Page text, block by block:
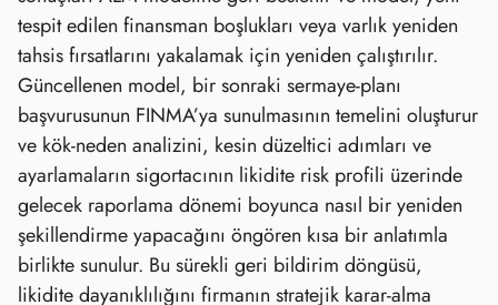
tespit edilen finansman boşlukları veya varlık yeniden
tahsis fırsatlarını yakalamak için yeniden çalıştırılır.
Güncellenen model, bir sonraki sermaye‑planı
başvurusunun FINMA’ya sunulmasının temelini oluşturur
ve kök‑neden analizini, kesin düzeltici adımları ve
ayarlamaların sigortacının likidite risk profili üzerinde
gelecek raporlama dönemi boyunca nasıl bir yeniden
şekillendirme yapacağını öngören kısa bir anlatımla
birlikte sunulur. Bu sürekli geri bildirim döngüsü,
likidite dayanıklılığını firmanın stratejik karar‑alma